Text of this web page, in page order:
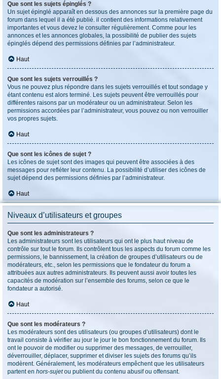
Que sont les sujets épinglés ?
Un sujet épinglé apparaît en dessous des annonces sur la première page du
forum dans lequel il a été publié. il contient des informations relativement
importantes et vous devez le consulter régulièrement. Comme pour les
annonces et les annonces globales, la possibilité de publier des sujets
épinglés dépend des permissions définies par l’administrateur.
Haut
Que sont les sujets verrouillés ?
Vous ne pouvez plus répondre dans les sujets verrouillés et tout sondage y
étant contenu est alors terminé. Les sujets peuvent être verrouillés pour
différentes raisons par un modérateur ou un administrateur. Selon les
permissions accordées par l’administrateur, vous pouvez ou non verrouiller
vos propres sujets.
Haut
Que sont les icônes de sujet ?
Les icônes de sujet sont des images qui peuvent être associées à des
messages pour refléter leur contenu. La possibilité d’utiliser des icônes de
sujet dépend des permissions définies par l’administrateur.
Haut
Niveaux d’utilisateurs et groupes
Que sont les administrateurs ?
Les administrateurs sont les utilisateurs qui ont le plus haut niveau de
contrôle sur tout le forum. Ils contrôlent tous les aspects du forum comme les
permissions, le bannissement, la création de groupes d’utilisateurs ou de
modérateurs, etc., selon les permissions que le fondateur du forum a
attribuées aux autres administrateurs. Ils peuvent aussi avoir toutes les
capacités de modération sur l’ensemble des forums, selon ce que le
fondateur a autorisé.
Haut
Que sont les modérateurs ?
Les modérateurs sont des utilisateurs (ou groupes d’utilisateurs) dont le
travail consiste à vérifier au jour le jour le bon fonctionnement du forum. Ils
ont le pouvoir de modifier ou supprimer des messages, de verrouiller,
déverrouiller, déplacer, supprimer et diviser les sujets des forums qu’ils
modèrent. Généralement, les modérateurs empêchent que les utilisateurs
partent en hors-sujetou publient du contenu abusif ou offensant.